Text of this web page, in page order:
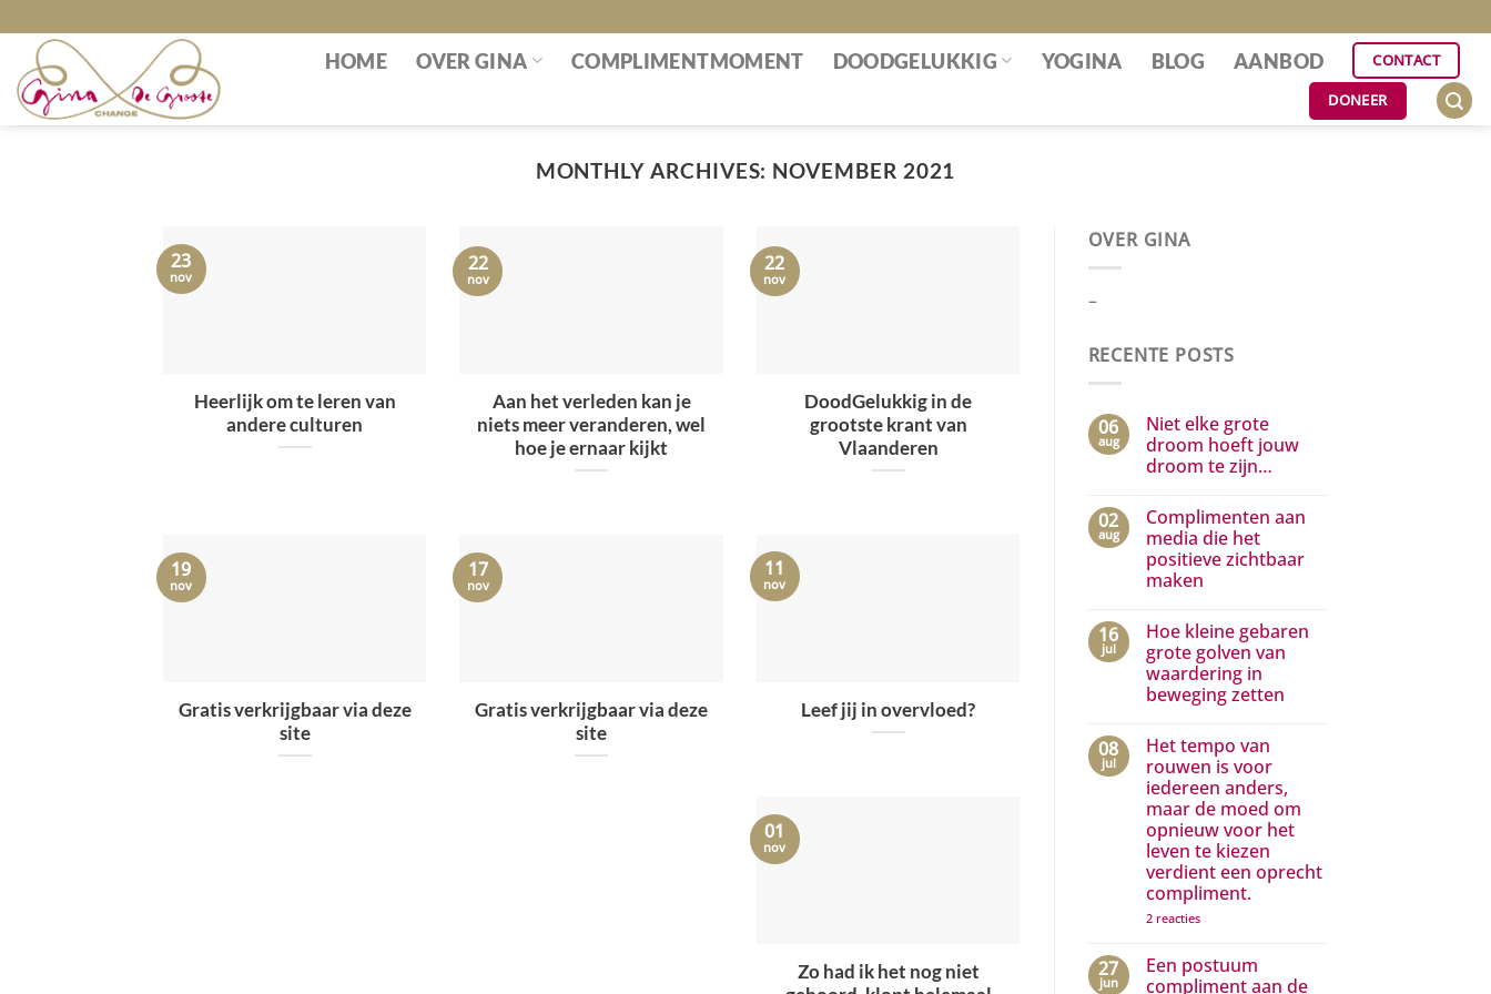
to
content
HOME OVER GINA COMPLIMENTMOMENT DOODGELUKKIG YOGINA BLOG AANBOD CONTACT
DONEER
MONTHLY ARCHIVES: NOVEMBER 2021
Heerlijk om te leren van
andere culturen
23
nov
Aan het verleden kan je
niets meer veranderen, wel
hoe je ernaar kijkt
22
nov
DoodGelukkig in de
grootste krant van
Vlaanderen
22
nov
Gratis verkrijgbaar via deze
site
19
nov
Gratis verkrijgbaar via deze
site
17
nov
Leef jij in overvloed?
11
nov
Zo had ik het nog niet
01
nov
OVER GINA
–
RECENTE POSTS
06
aug
Niet elke grote
droom hoeft jouw
droom te zijn…
op
Niet
elke
grote
droom
hoeft
te
zijn…
02
aug
Complimenten aan
media die het
positieve zichtbaar
maken
op
Complimenten
aan
media
die
het
maken
16
jul
Hoe kleine gebaren
grote golven van
waardering in
beweging zetten
op
Hoe
kleine
gebaren
grote
golven
van
waardering
in
beweging
zetten
08
jul
Het tempo van
rouwen is voor
iedereen anders,
maar de moed om
opnieuw voor het
leven te kiezen
verdient een oprecht
compliment.
2 reactiesop
van
rouwen
is
27
jun
Een postuum
compliment aan de